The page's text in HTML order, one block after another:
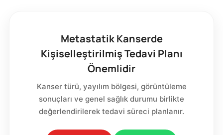
Metastatik Kanserde
Kişiselleştirilmiş Tedavi Planı
Önemlidir
Kanser türü, yayılım bölgesi, görüntüleme
sonuçları ve genel sağlık durumu birlikte
değerlendirilerek tedavi süreci planlanır.